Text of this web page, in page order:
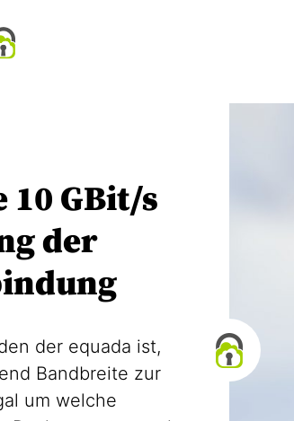
10 GBit/s
der
der equada ist,
Bandbreite zur
um welche